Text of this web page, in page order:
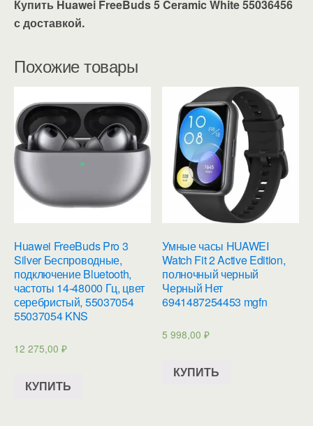
Купить Huawei FreeBuds 5 Ceramic White 55036456
с доставкой.
Похожие товары
Huawei FreeBuds Pro 3
Silver Беспроводные,
подключение Bluetooth,
частоты 14-48000 Гц, цвет
серебристый, 55037054
55037054 KNS
12 275,00 ₽
КУПИТЬ
Умные часы HUAWEI
Watch Fit 2 Active Edition,
полночный черный
Черный Нет
6941487254453 mgfn
5 998,00₽
КУПИТЬ